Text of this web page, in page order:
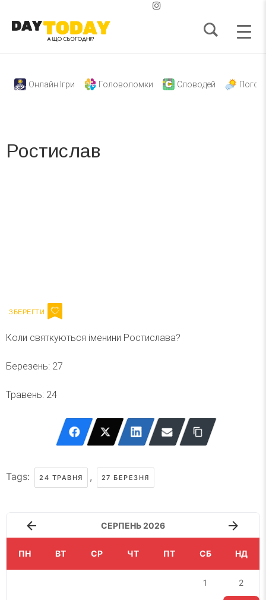
Онлайн Ігри Головоломки Словодей
Ростислав
Коли святкуються іменини Ростислава?
Березень: 27
Травень: 24
Tags: 24 ТРАВНЯ , 27 БЕРЕЗНЯ
СЕРПЕНЬ 2026
ПН ВТ СР ЧТ ПТ СБ НД
1 2